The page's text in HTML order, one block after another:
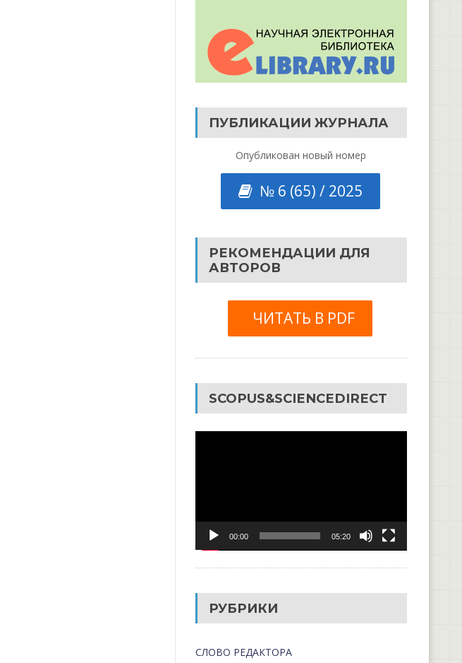
ПУБЛИКАЦИИ ЖУРНАЛА
Опубликован новый номер
№ 6 (65) / 2025
РЕКОМЕНДАЦИИ ДЛЯ
АВТОРОВ
ЧИТАТЬ В PDF
SCOPUS&SCIENCEDIRECT
00:00 05:20
РУБРИКИ
СЛОВО РЕДАКТОРА